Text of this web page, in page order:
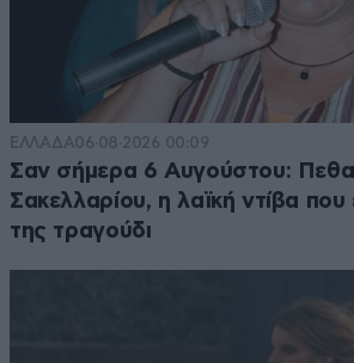
ΕΛΛΑΔΑ06·08·2026 00:09
Σαν σήμερα 6 Αυγούστου:
Σακελλαρίου, η λαϊκή ντίβα
της τραγούδι